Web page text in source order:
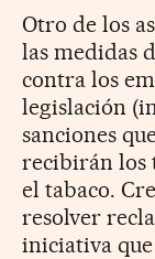
Otro de los
las medidas
contra los
legislación
sanciones
recibirán los
el tabaco.
resolver
iniciativa